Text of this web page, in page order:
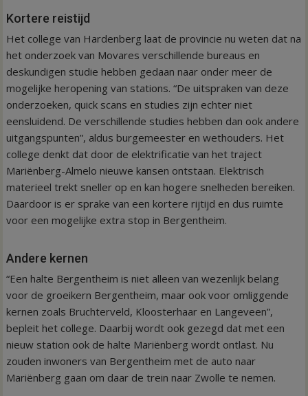
Kortere reistijd
Het college van Hardenberg laat de provincie nu weten dat na
het onderzoek van Movares verschillende bureaus en
deskundigen studie hebben gedaan naar onder meer de
mogelijke heropening van stations. “De uitspraken van deze
onderzoeken, quick scans en studies zijn echter niet
eensluidend. De verschillende studies hebben dan ook andere
uitgangspunten”, aldus burgemeester en wethouders. Het
college denkt dat door de elektrificatie van het traject
Mariënberg-Almelo nieuwe kansen ontstaan. Elektrisch
materieel trekt sneller op en kan hogere snelheden bereiken.
Daardoor is er sprake van een kortere rijtijd en dus ruimte
voor een mogelijke extra stop in Bergentheim.
Andere kernen
“Een halte Bergentheim is niet alleen van wezenlijk belang
voor de groeikern Bergentheim, maar ook voor omliggende
kernen zoals Bruchterveld, Kloosterhaar en Langeveen”,
bepleit het college. Daarbij wordt ook gezegd dat met een
nieuw station ook de halte Mariënberg wordt ontlast. Nu
zouden inwoners van Bergentheim met de auto naar
Mariënberg gaan om daar de trein naar Zwolle te nemen.